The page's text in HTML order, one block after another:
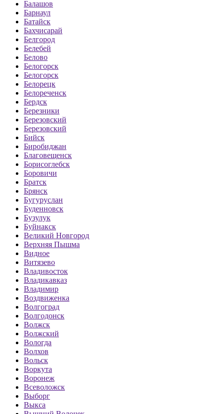
Балашов
Барнаул
Батайск
Бахчисарай
Белгород
Белебей
Белово
Белогорск
Белогорск
Белорецк
Белореченск
Бердск
Березники
Березовский
Березовский
Бийск
Биробиджан
Благовещенск
Борисоглебск
Боровичи
Братск
Брянск
Бугуруслан
Буденновск
Бузулук
Буйнакск
Великий Новгород
Верхняя Пышма
Видное
Витязево
Владивосток
Владикавказ
Владимир
Воздвиженка
Волгоград
Волгодонск
Волжск
Волжский
Вологда
Волхов
Вольск
Воркута
Воронеж
Всеволожск
Выборг
Выкса